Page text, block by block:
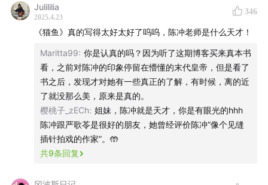
里的爱是唯美、甚至甜腻的，《世间有她》中的爱是破
她醉心阅读，在伍尔夫的意识流中体验感官的凋零与聚
合，在格吕克轻盈的诗句里承担哲思的深刻与浓烈。文字
最能表达「爱与失去」的重量，她便用《猫鱼》保存所有
的丧失、也留住了曾经的乐园。
深知死亡是平常事，于是她决定更用力地活，享受甜、品
Julililia
2025.4.23
346
《猫鱼》真的写得太好太好了呜呜，陈冲老师是什么天才！
Maritta99: 你是认真的吗？因为听了这期博客买来真本书
看，之前对陈冲的印象停留在懵懂的末代皇帝，但是看了
书之后，发现才对她有一些真正的了解，有时候，离的近
了就没那么美，原来是真的。
樱桃子_zECh: 姐妹，陈冲就是天才，你是有眼光的hhh
陈冲跟严歌苓是很好的朋友，她曾经评价陈冲“像个见缝
插针拍戏的作家”。🤲
共9条回复